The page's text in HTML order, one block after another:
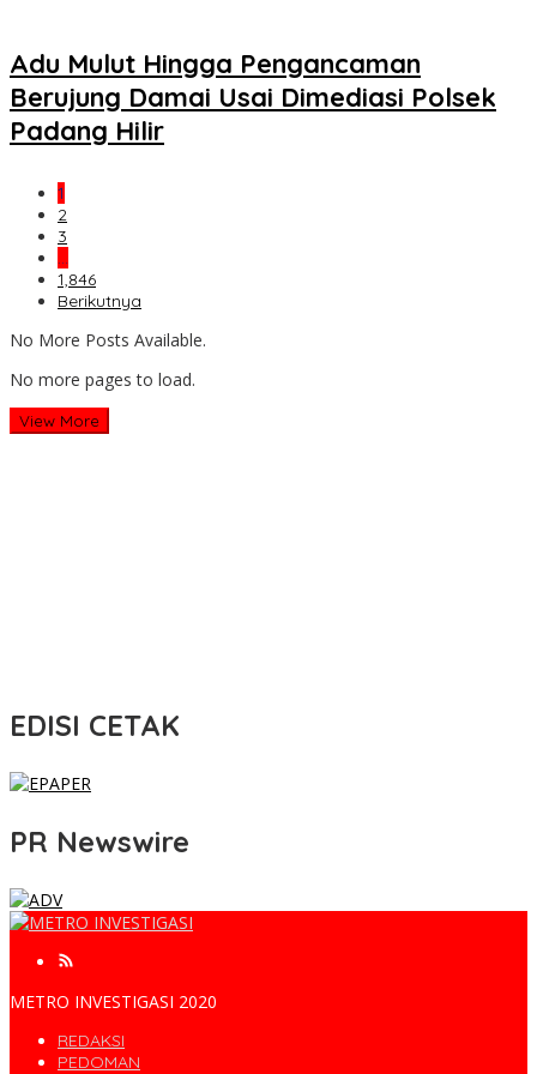
Adu Mulut Hingga Pengancaman
Berujung Damai Usai Dimediasi Polsek
Padang Hilir
1
2
3
…
1,846
Berikutnya
No More Posts Available.
No more pages to load.
View More
EDISI CETAK
PR Newswire
METRO INVESTIGASI 2020
REDAKSI
PEDOMAN